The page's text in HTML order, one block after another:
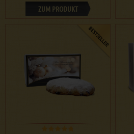
ZUM PRODUKT